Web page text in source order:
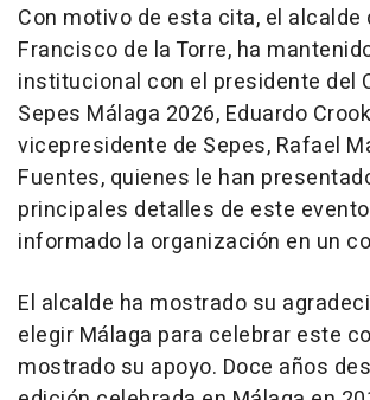
Con motivo de esta cita, el alcalde
Francisco de la Torre, ha
institucional con el presidente del
Sepes Málaga 2026, Eduardo
vicepresidente de Sepes, Rafael
Fuentes, quienes le han
principales detalles de este
informado la organización en un
El alcalde ha mostrado su
elegir Málaga para celebrar este
mostrado su apoyo. Doce años